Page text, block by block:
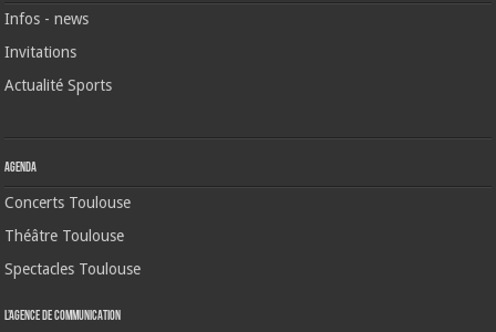
Infos - news
Invitations
Actualité Sports
Agenda
Concerts Toulouse
Théâtre Toulouse
Spectacles Toulouse
L’agence de communication